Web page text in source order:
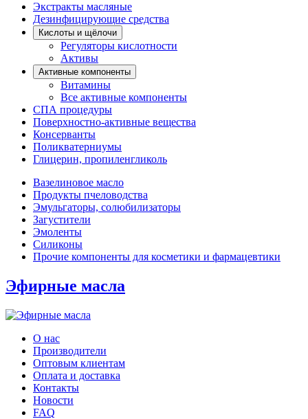
Экстракты масляные
Дезинфицирующие средства
Кислоты и щёлочи
Регуляторы кислотности
Активы
Активные компоненты
Витамины
Все активные компоненты
СПА процедуры
Поверхностно-активные вещества
Консерванты
Поликватерниумы
Глицерин, пропиленгликоль
Вазелиновое масло
Продукты пчеловодства
Эмульгаторы, солюбилизаторы
Загустители
Эмоленты
Силиконы
Прочие компоненты для косметики и фармацевтики
Эфирные масла
О нас
Производители
Оптовым клиентам
Оплата и доставка
Контакты
Новости
FAQ